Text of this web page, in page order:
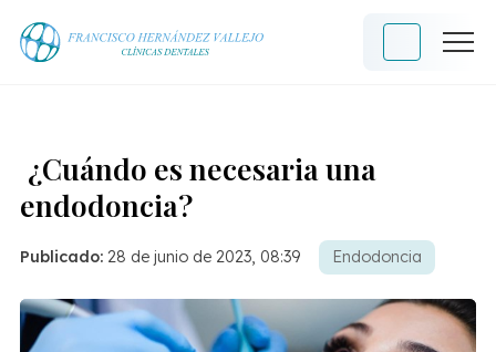
¿Cuándo es necesaria una
endodoncia?
Publicado: 28 de junio de 2023, 08:39 Endodoncia